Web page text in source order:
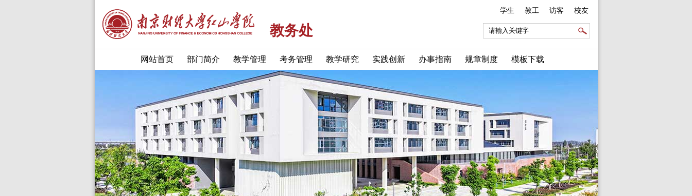
教务处
学生 教工 访客 校友
网站首页 部门简介 教学管理 考务管理 教学研究 实践创新 办事指南 规章制度 模板下载